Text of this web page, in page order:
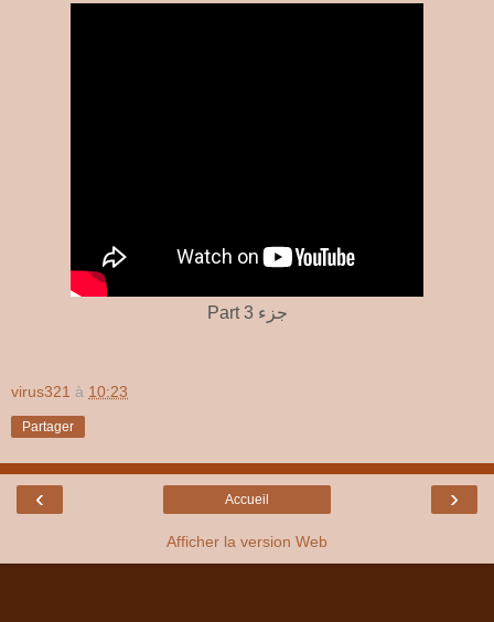
Part 3 جزء
virus321 à 10:23
Partager
‹ ›
Accueil
Afficher la version Web